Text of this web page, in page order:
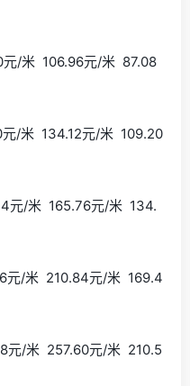
106.96元/米 87.08
134.12元/米 109.20
米 165.76元/米 134.
米 210.84元/米 169.4
米 257.60元/米 210.5